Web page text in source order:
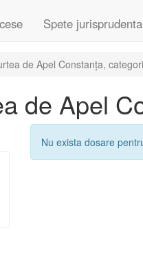
Spete jurisprudenta
de Apel Constanța,
de Apel
Nu exista dosare